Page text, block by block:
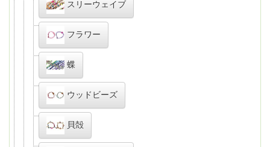
スリーウェイブ
フラワー
蝶
ウッドビーズ
貝殻